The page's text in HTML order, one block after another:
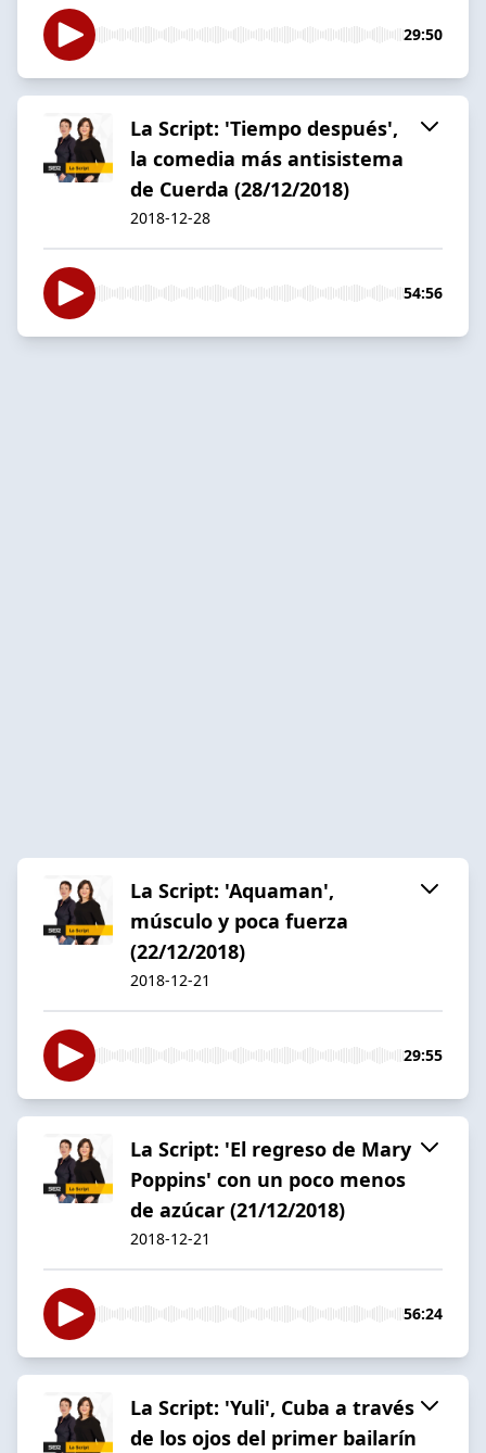
29:50
La Script: 'Tiempo después',
la comedia más antisistema
de Cuerda (28/12/2018)
2018-12-28
54:56
La Script: 'Aquaman',
músculo y poca fuerza
(22/12/2018)
2018-12-21
29:55
La Script: 'El regreso de Mary
Poppins' con un poco menos
de azúcar (21/12/2018)
2018-12-21
56:24
La Script: 'Yuli', Cuba a través
de los ojos del primer bailarín